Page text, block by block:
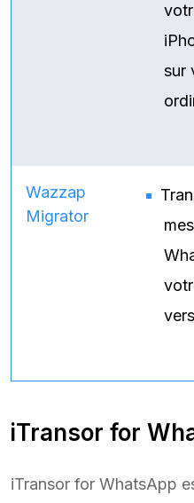
sur
Wazzap
Migrator
iTransor for
iTransor for WhatsApp